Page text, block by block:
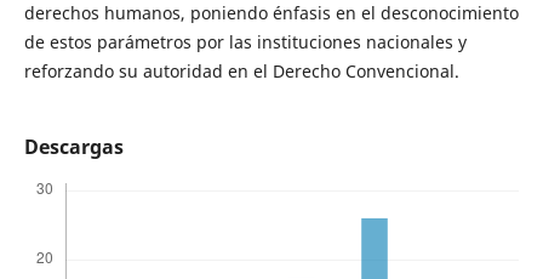
derechos humanos, poniendo énfasis en el desconocimiento
de estos parámetros por las instituciones nacionales y
reforzando su autoridad en el Derecho Convencional.
Descargas